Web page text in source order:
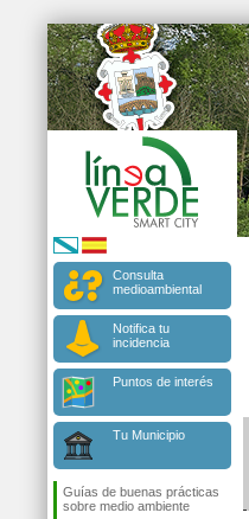
Consulta
medioambiental
Notifica tu
incidencia
Puntos de interés
Tu Municipio
Guías de buenas prácticas
sobre medio ambiente